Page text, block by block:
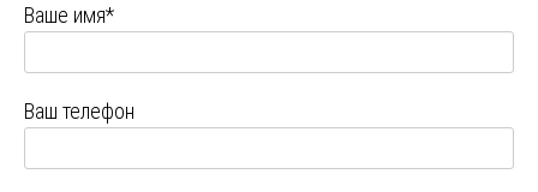
Ваше имя*
Ваш телефон